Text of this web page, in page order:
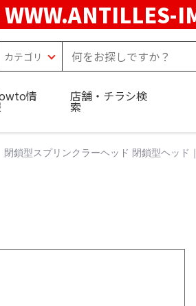
WWW.ANTILLES-
情 店舗・チラシ検
索
閉鎖型スプリンクラーヘッド 閉鎖型ヘッド